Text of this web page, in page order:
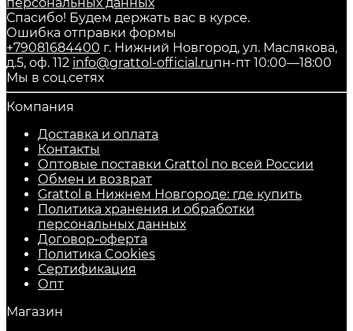
персональных данных
Спасибо! Будем держать вас в курсе.
Ошибка отправки формы
+79081684400 г. Нижний Новгород, ул. Маслякова,
д.5, оф. 112 info@grattol-official.ruпн-пт 10:00—18:00
Мы в соц.сетях
Компания
Доставка и оплата
Контакты
Оптовые поставки Grattol по всей России
Обмен и возврат
Grattol в Нижнем Новгороде: где купить
Политика хранения и обработки
персональных данных
Договор-оферта
Политика Cookies
Сертификация
Опт
Магазин